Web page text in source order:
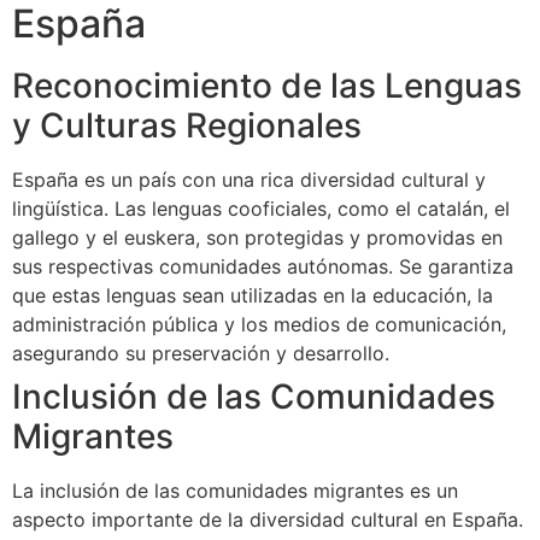
España
Reconocimiento de las Lenguas
y Culturas Regionales
España es un país con una rica diversidad cultural y
lingüística. Las lenguas cooficiales, como el catalán, el
gallego y el euskera, son protegidas y promovidas en
sus respectivas comunidades autónomas. Se garantiza
que estas lenguas sean utilizadas en la educación, la
administración pública y los medios de comunicación,
asegurando su preservación y desarrollo.
Inclusión de las Comunidades
Migrantes
La inclusión de las comunidades migrantes es un
aspecto importante de la diversidad cultural en España.